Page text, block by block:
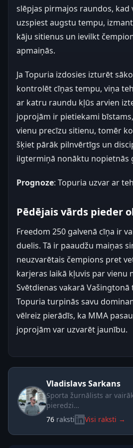
slēpjas pirmajos raundos, kad
uzspiest augstu tempu,
kāju sitienus un ievilkt
apmaiņās.
Ja Topuria izdosies izturēt
kontrolēt cīņas tempu, viņa
ar katru raundu kļūs arvien
joprojām ir pietiekami
vienu precīzu sitienu, tomēr
šķiet pārāk pilnvērtīgs un
ilgtermiņā nonāktu nopietnās
Prognoze: Topuria uzvar ar
Pēdējais vārds pieder
Freedom 250 galvenā cīņa ir
duelis. Tā ir paaudžu maiņas
neuzvarētais čempions pret
karjeras laikā kļuvis par vienu
Svētdienas vakarā
Topuria turpinās savu
vēlreiz pierādīs, ka MMA
joprojām var uzvarēt jaunību.
Vladislavs Sarkans
Sporta žurnālists ar
pieredzi…
76 raksti Visi raksti →